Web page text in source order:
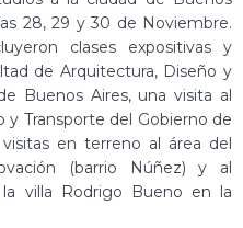
28, 29 y 30 de Noviembre.
clases expositivas y
de Arquitectura, Diseño y
Buenos Aires, una visita al
y Transporte del Gobierno de
en terreno al área del
(barrio Núñez) y al
villa Rodrigo Bueno en la